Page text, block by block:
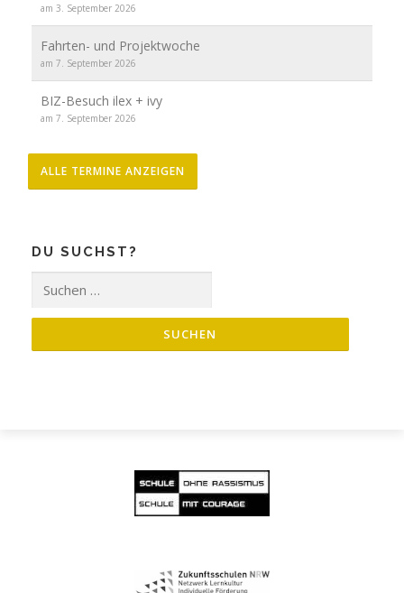
am 3. September 2026
Fahrten- und Projektwoche
am 7. September 2026
BIZ-Besuch ilex + ivy
am 7. September 2026
ALLE TERMINE ANZEIGEN
DU SUCHST?
nach: